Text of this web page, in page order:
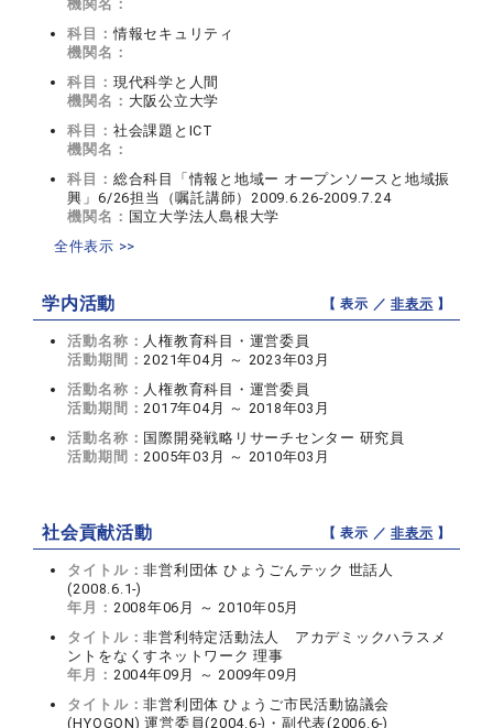
機関名：
科目：情報セキュリティ
機関名：
科目： 現代科学と人間
機関名： 大阪公立大学
科目： 社会課題とICT
機関名：
科目： 総合科目「情報と地域ー オープンソースと地域振
興」6/26担当（嘱託講師）2009.6.26-2009.7.24
機関名： 国立大学法人島根大学
全件表示 >>
学内活動 【 表示 ／非表示 】
活動名称： 人権教育科目・運営委員
活動期間：2021年04月 ～ 2023年03月
活動名称： 人権教育科目・運営委員
活動期間：2017年04月 ～ 2018年03月
活動名称： 国際開発戦略リサーチセンター 研究員
活動期間：2005年03月 ～ 2010年03月
社会貢献活動 【 表示 ／非表示 】
タイトル：非営利団体 ひょうごんテック 世話人
(2008.6.1-)
年月： 2008年06月 ～ 2010年05月
タイトル：非営利特定活動法人 アカデミックハラスメ
ントをなくすネットワーク 理事
年月： 2004年09月 ～ 2009年09月
タイトル：非営利団体 ひょうご市民活動協議会
(HYOGON) 運営委員(2004.6-)・副代表(2006.6-)